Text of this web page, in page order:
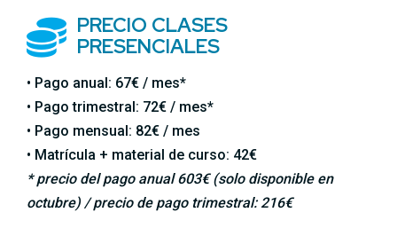
PRECIO CLASES
PRESENCIALES
• Pago anual: 67€ / mes*
• Pago trimestral: 72€ / mes*
• Pago mensual: 82€ / mes
• Matrícula + material de curso: 42€
* precio del pago anual 603€ (solo disponible en
octubre) / precio de pago trimestral: 216€